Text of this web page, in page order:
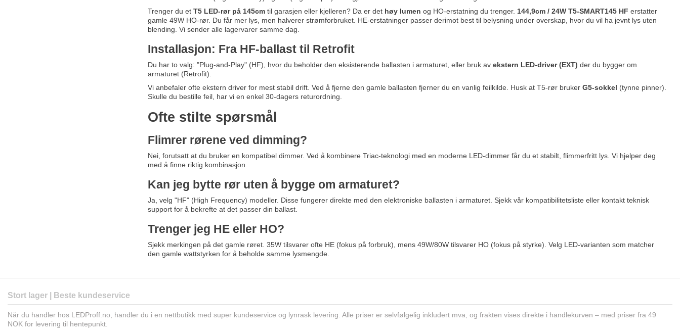
Trenger du et T5 LED-rør på 145cmtil garasjen eller kjelleren? Da er det høy lumen og HO-erstatning du trenger. 144,9cm / 24W T5-SMART145 HF erstatter
gamle 49W HO-rør. Du får mer lys, men halverer strømforbruket. HE-erstatninger passer derimot best til belysning under overskap, hvor du vil ha jevnt lys uten
blending. Vi sender alle lagervarer samme dag.
Installasjon: Fra HF-ballast til Retrofit
Du har to valg: "Plug-and-Play" (HF), hvor du beholder den eksisterende ballasten i armaturet, eller bruk av ekstern LED-driver (EXT) der du bygger om
armaturet (Retrofit).
Vi anbefaler ofte ekstern driver for mest stabil drift. Ved å fjerne den gamle ballasten fjerner du en vanlig feilkilde. Husk at T5-rør bruker G5-sokkel (tynne pinner).
Skulle du bestille feil, har vi en enkel 30-dagers returordning.
Ofte stilte spørsmål
Flimrer rørene ved dimming?
Nei, forutsatt at du bruker en kompatibel dimmer. Ved å kombinere Triac-teknologi med en moderne LED-dimmer får du et stabilt, flimmerfritt lys. Vi hjelper deg
med å finne riktig kombinasjon.
Kan jeg bytte rør uten å bygge om armaturet?
Ja, velg "HF" (High Frequency) modeller. Disse fungerer direkte med den elektroniske ballasten i armaturet. Sjekk vår kompatibilitetsliste eller kontakt teknisk
support for å bekrefte at det passer din ballast.
Trenger jeg HE eller HO?
Sjekk merkingen på det gamle røret. 35W tilsvarer ofte HE (fokus på forbruk), mens 49W/80W tilsvarer HO (fokus på styrke). Velg LED-varianten som matcher
den gamle wattstyrken for å beholde samme lysmengde.
Stort lager | Beste kundeservice
Når du handler hos LEDProff.no, handler du i en nettbutikk med super kundeservice og lynrask levering. Alle priser er selvfølgelig inkludert mva, og frakten vises direkte i handlekurven – med priser fra 49
NOK for levering til hentepunkt.